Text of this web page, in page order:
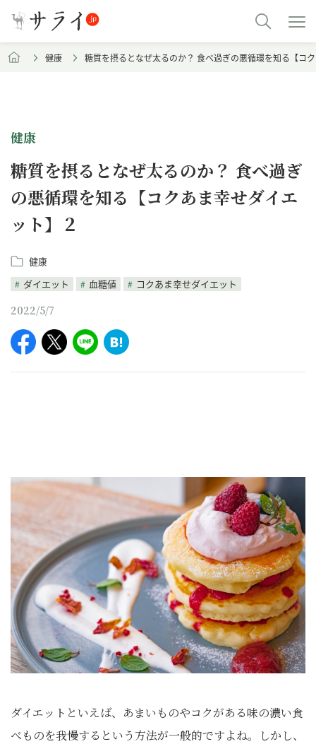
健康 糖質を摂るとなぜ太るのか？ 食べ過ぎの悪循環を知る【コ
健康
糖質を摂るとなぜ太るのか？ 食べ過ぎ
の悪循環を知る【コクあま幸せダイエ
ット】２
健康
ダイエット
血糖値 コクあま幸せダイエット
2022/5/7
ダイエットといえば、あまいものやコクがある味の濃い食
べものを我慢するという方法が一般的ですよね。しかし、